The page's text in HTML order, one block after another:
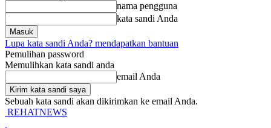
nama pengguna
kata sandi Anda
Lupa kata sandi Anda? mendapatkan bantuan
Pemulihan password
Memulihkan kata sandi anda
email Anda
Sebuah kata sandi akan dikirimkan ke email Anda.
REHATNEWS